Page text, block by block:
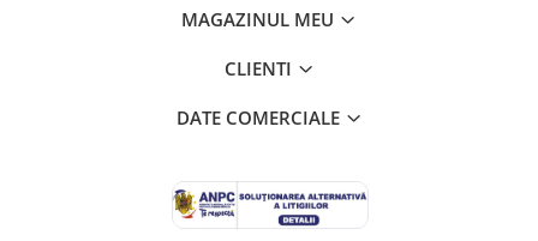
MAGAZINUL MEU
CLIENTI
DATE COMERCIALE